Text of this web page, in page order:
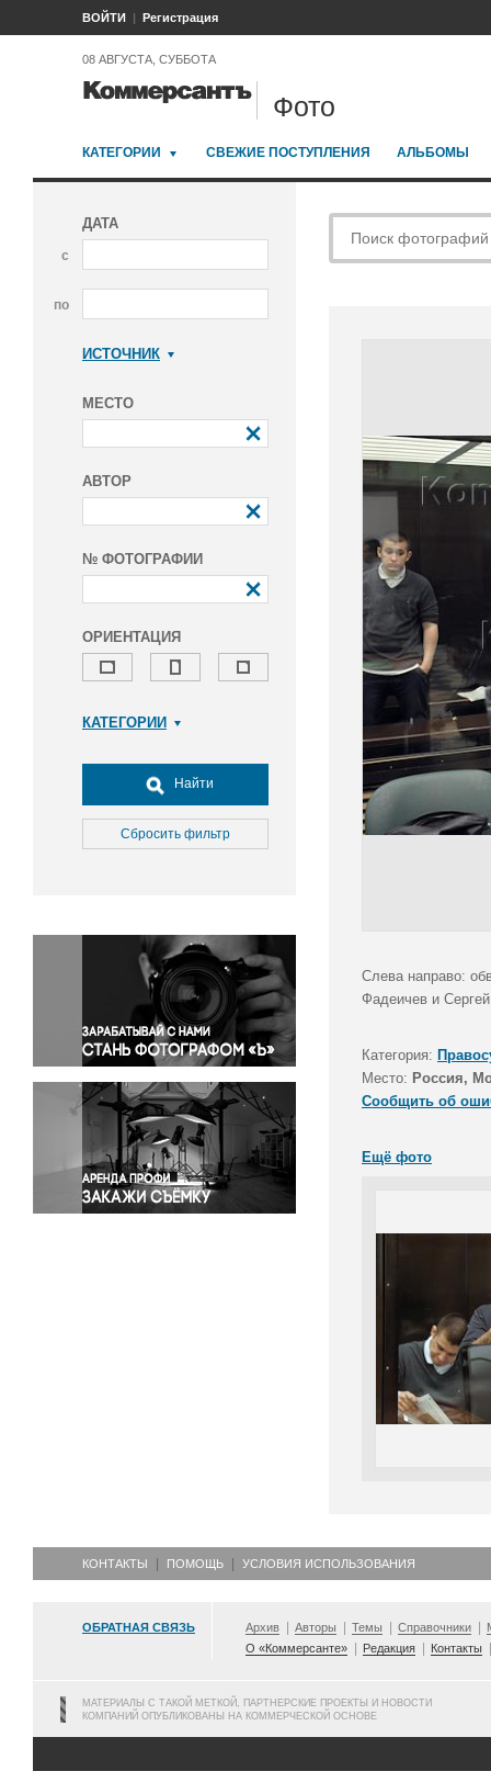
ВОЙТИ Регистрация
08 АВГУСТА, СУББОТА
Фото
КАТЕГОРИИ СВЕЖИЕ ПОСТУПЛЕНИЯ АЛЬБОМЫ
ДАТА
с
по
ИСТОЧНИК
МЕСТО
АВТОР
№ ФОТОГРАФИИ
ОРИЕНТАЦИЯ
КАТЕГОРИИ
Досуг, туризм и отдых
Культура
Медицина
Окружающая среда
Политика
Правосудие
Происшествия и конфликты
Религия
Светская жизнь
Спорт
Экология
Экономика и бизнес
Найти
Сбросить фильтр
Слева направо:
Фадеичев и
Категория:
Место: Россия,
Сообщить об
Ещё фото
КОНТАКТЫ ПОМОЩЬ УСЛОВИЯ ИСПОЛЬЗОВАНИЯ
ОБРАТНАЯ СВЯЗЬ Архив Авторы Темы Справочники
О «Коммерсанте»
Редакция Контакты
МАТЕРИАЛЫ С ТАКОЙ МЕТКОЙ, ПАРТНЕРСКИЕ ПРОЕКТЫ И НОВОСТИ
КОМПАНИЙ ОПУБЛИКОВАНЫ НА КОММЕРЧЕСКОЙ ОСНОВЕ